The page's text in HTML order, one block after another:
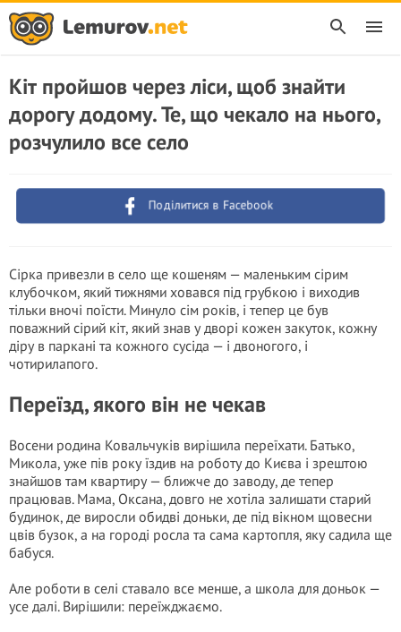
Кіт пройшов через ліси, щоб знайти
дорогу додому. Те, що чекало на нього,
розчулило все село
Поділитися в Facebook
Сірка привезли в село ще кошеням — маленьким сірим
клубочком, який тижнями ховався під грубкою і виходив
тільки вночі поїсти. Минуло сім років, і тепер це був
поважний сірий кіт, який знав у дворі кожен закуток, кожну
діру в паркані та кожного сусіда — і двоногого, і
чотирилапого.
Переїзд, якого він не чекав
Восени родина Ковальчуків вирішила переїхати. Батько,
Микола, уже пів року їздив на роботу до Києва і зрештою
знайшов там квартиру — ближче до заводу, де тепер
працював. Мама, Оксана, довго не хотіла залишати старий
будинок, де виросли обидві доньки, де під вікном щовесни
цвів бузок, а на городі росла та сама картопля, яку садила ще
бабуся.
Але роботи в селі ставало все менше, а школа для доньок —
усе далі. Вирішили: переїжджаємо.